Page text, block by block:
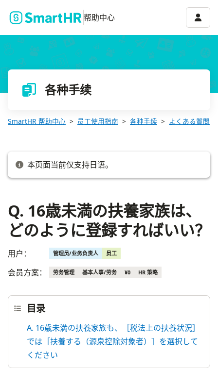
帮助中心 账号
各种手续
SmartHR 帮助中心 员工使用指南 各种手续 よくある質問
本页面当前仅支持日语。
Q. 16歳未満の扶養家族は、
どのように登録すればいい？
用户： 管理员/业务负责人 员工
会员方案： 劳务管理 基本人事/劳务 ¥0 HR 策略
目录
A. 16歳未満の扶養家族も、［税法上の扶養状況］
では［扶養する（源泉控除対象者）］を選択して
ください